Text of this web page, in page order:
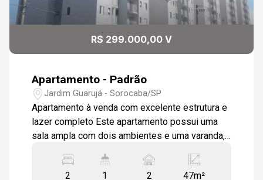
R$ 299.000,00 V
Apartamento - Padrão
Jardim Guarujá - Sorocaba/SP
Apartamento à venda com excelente estrutura e
lazer completo Este apartamento possui uma
sala ampla com dois ambientes e uma varanda,
convivência. A cozinha é totalmente modulada,
oferecendo praticidade e organização, e a área
2
1
2
47m²